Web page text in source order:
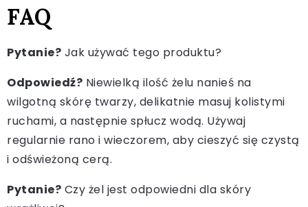
FAQ
Pytanie? Jak używać tego produktu?
Odpowiedź? Niewielką ilość żelu nanieś na
wilgotną skórę twarzy, delikatnie masuj kolistymi
ruchami, a następnie spłucz wodą. Używaj
regularnie rano i wieczorem, aby cieszyć się czystą
i odświeżoną cerą.
Pytanie? Czy żel jest odpowiedni dla skóry